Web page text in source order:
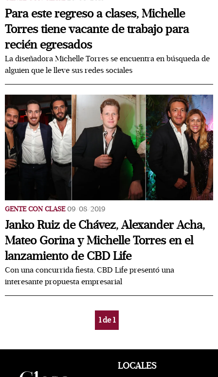
Para este regreso a clases, Michelle
Torres tiene vacante de trabajo para
recién egresados
La diseñadora Michelle Torres se encuentra en búsqueda de
alguien que le lleve sus redes sociales
GENTE CON CLASE 09/08/2019
Janko Ruiz de Chávez, Alexander Acha,
Mateo Gorina y Michelle Torres en el
lanzamiento de CBD Life
Con una concurrida fiesta, CBD Life presentó una
interesante propuesta empresarial
1de1
LOCALES